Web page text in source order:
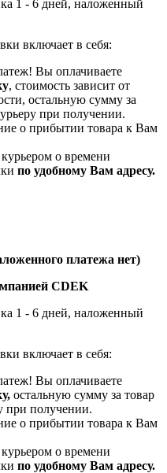
1 - 6 дней, наложенный
включает в себя:
Вы оплачиваете
, стоимость зависит от
остальную сумму за
при получении.
о прибытии товара к Вам
о времени
по удобному Вам адресу.
платежа нет)
CDEK
1 - 6 дней, наложенный
включает в себя:
Вы оплачиваете
остальную сумму за товар
при получении.
о прибытии товара к Вам
о времени
по удобному Вам адресу.